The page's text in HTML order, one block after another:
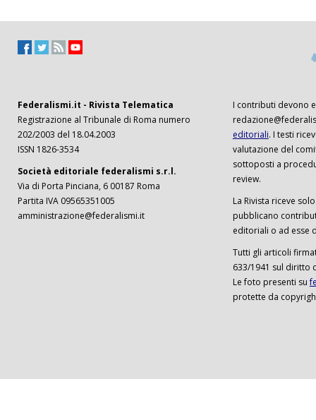
Federalismi.it - Rivista Telematica
Registrazione al Tribunale di Roma numero
202/2003 del 18.04.2003
ISSN 1826-3534
Società editoriale federalismi s.r.l.
Via di Porta Pinciana, 6 00187 Roma
Partita IVA 09565351005
amministrazione@federalismi.it
I contributi devono
editoriali. I testi
valutazione del
sottoposti a
review.
La Rivista riceve
pubblicano
editoriali o ad esse
Tutti gli articoli
633/1941 sul diritto
Le foto presenti su
protette da